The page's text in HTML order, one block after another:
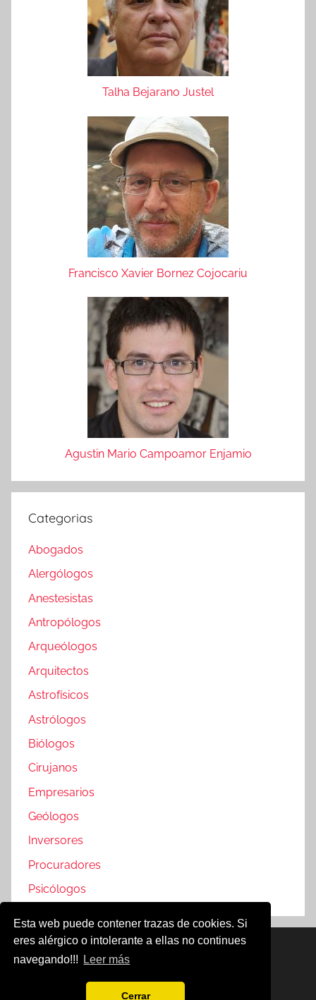
Esta web puede contener trazas de cookies. Si
eres alérgico o intolerante a ellas no continues
navegando!!!
Leer más
Cerrar
Talha Bejarano Justel
Francisco Xavier Bornez Cojocariu
Agustin Mario Campoamor Enjamio
Categorias
Abogados
Alergólogos
Anestesistas
Antropólogos
Arqueólogos
Arquitectos
Astrofísicos
Astrólogos
Biólogos
Cirujanos
Empresarios
Geólogos
Inversores
Procuradores
Psicólogos
Famosos @2019
Política de Cookies